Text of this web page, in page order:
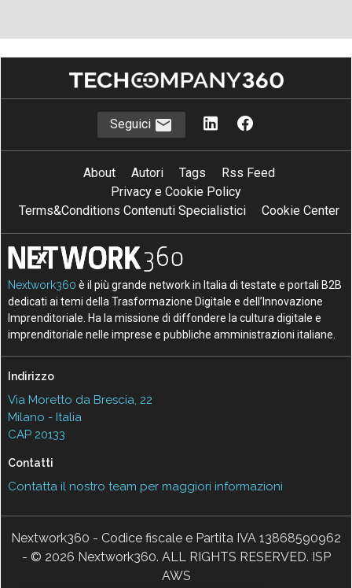
Seguici
About Autori Tags
Rss Feed
Privacy e Cookie Policy
Terms&Conditions Contenuti Specialistici
Cookie Center
Nextwork360 è il più grande network in Italia di testate e portali B2B
dedicati ai temi della Trasformazione Digitale e dell’Innovazione
Imprenditoriale. Ha la missione di diffondere la cultura digitale e
imprenditoriale nelle imprese e pubbliche amministrazioni italiane.
Indirizzo
Via Moretto da Brescia, 22
Milano - Italia
CAP 20133
Contatti
Contatta il nostro team per maggiori informazioni
Nextwork360 - Codice fiscale e Partita IVA 13868590962
- © 2026 Nextwork360. ALL RIGHTS RESERVED. ISP
AWS